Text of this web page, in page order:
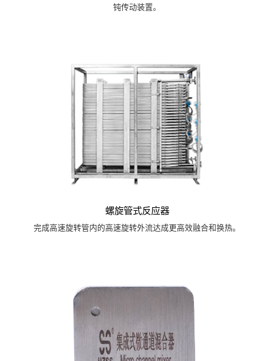
钝传动装置。
螺旋管式反应器
完成高速旋转管内的高速旋转外流达成更高效融合和换热。